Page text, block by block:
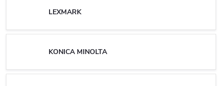
LEXMARK
KONICA MINOLTA